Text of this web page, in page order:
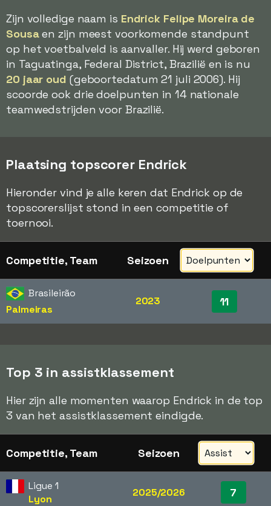
Zijn volledige naam is Endrick Felipe Moreira de
Sousaen zijn meest voorkomende standpunt
op het voetbalveld is aanvaller. Hij werd geboren
in Taguatinga, Federal District, Brazilië en is nu
20 jaar oud (geboortedatum 21 juli 2006). Hij
scoorde ook drie doelpunten in 14 nationale
teamwedstrijden voor Brazilië.
Plaatsing topscorer Endrick
Hieronder vind je alle keren dat Endrick op de
topscorerslijst stond in een competitie of
toernooi.
Competitie, Team Seizoen
Brasileirão
Palmeiras
2023 11
Top 3 in assistklassement
Hier zijn alle momenten waarop Endrick in de top
3 van het assistklassement eindigde.
Competitie, Team Seizoen
Ligue 1
Lyon
2025/2026 7